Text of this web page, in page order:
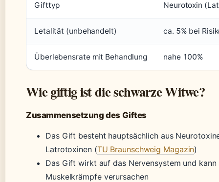
Gifttyp Neurotoxin
Letalität (unbehandelt) ca. 5% bei
Überlebensrate mit Behandlung nahe 100%
Wie giftig ist die schwarze Witwe?
Zusammensetzung des Giftes
Das Gift besteht hauptsächlich aus
Latrotoxinen (TU Braunschweig Magazin)
Das Gift wirkt auf das Nervensystem und
Muskelkrämpfe verursachen